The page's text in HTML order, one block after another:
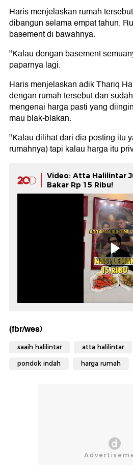
Haris menjelaskan rumah
dibangun selama empat tahun.
basement di bawahnya.
"Kalau dengan basement
paparnya lagi.
Haris menjelaskan adik Thariq
dengan rumah tersebut dan
mengenai harga pasti yang
mau blak-blakan.
"Kalau dilihat dari dia posting itu
rumahnya) tapi kalau harga itu
Video: Atta Halilintar
Bakar Rp 15 Ribu!
(fbr/wes)
saaih halilintar atta halilintar
pondok indah harga rumah